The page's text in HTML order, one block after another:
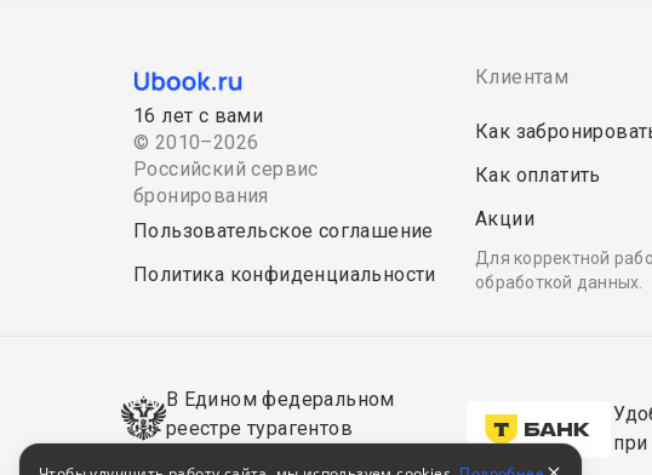
16 лет с вами
© 2010–2026
Российский сервис
бронирования
Пользовательское соглашение
Политика конфиденциальности
Клиентам
Как
Как оплатить
Акции
Для корректной
обработкой данных.
В Едином федеральном
реестре турагентов
при